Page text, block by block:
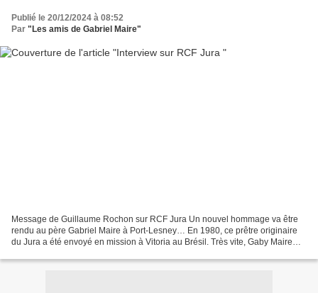
Publié le 20/12/2024 à 08:52
Par "Les amis de Gabriel Maire"
Message de Guillaume Rochon sur RCF Jura Un nouvel hommage va être
rendu au père Gabriel Maire à Port-Lesney… En 1980, ce prêtre originaire
du Jura a été envoyé en mission à Vitoria au Brésil. Très vite, Gaby Maire